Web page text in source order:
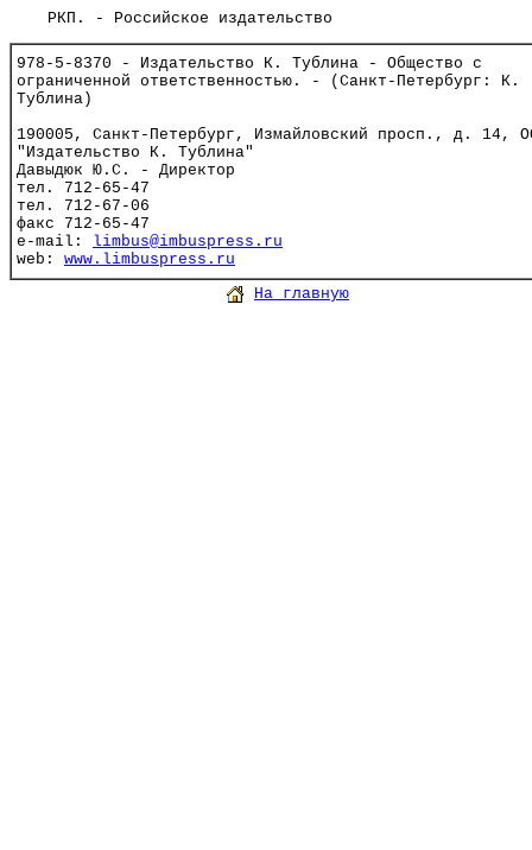
РКП. - Российское издательство
978-5-8370 - Издательство К. Тублина - Общество с
ограниченной ответственностью. - (Санкт-Петербург: К.
Тублина)
190005, Санкт-Петербург, Измайловский просп., д. 14,
"Издательство К. Тублина"
Давыдюк Ю.С. - Директор
тел. 712-65-47
тел. 712-67-06
факс 712-65-47
e-mail: limbus@imbuspress.ru
web: www.limbuspress.ru
На главную